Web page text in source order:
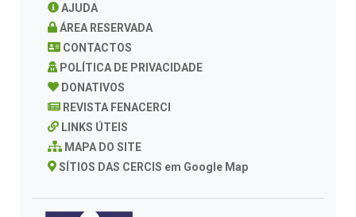
AJUDA
ÁREA RESERVADA
CONTACTOS
POLÍTICA DE PRIVACIDADE
DONATIVOS
REVISTA FENACERCI
LINKS ÚTEIS
MAPA DO SITE
SÍTIOS DAS CERCIS em Google Map